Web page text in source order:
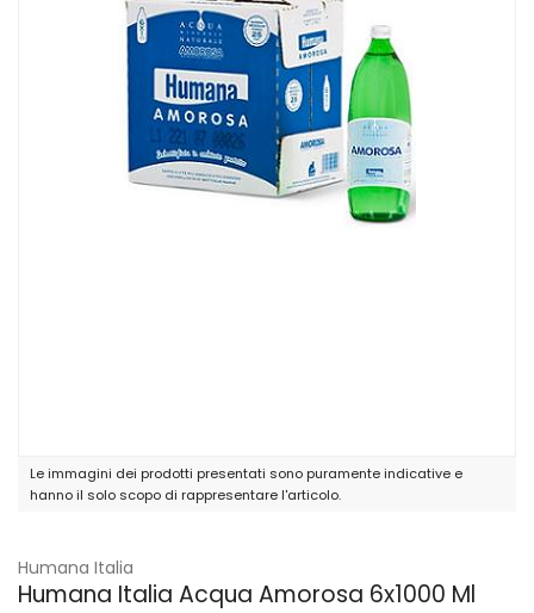
Le immagini dei prodotti presentati sono puramente indicative e
hanno il solo scopo di rappresentare l'articolo.
Humana Italia
Humana Italia Acqua Amorosa 6x1000 Ml